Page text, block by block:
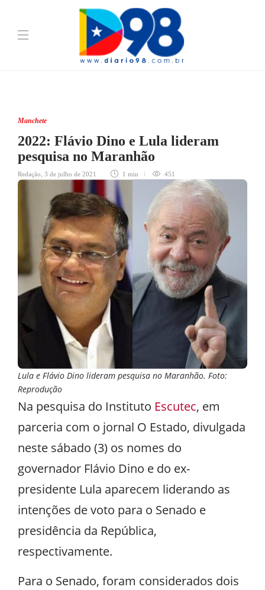
Manchete
2022: Flávio Dino e Lula lideram
pesquisa no Maranhão
Redação 3 de julho de 2021 1 min 451
Lula e Flávio Dino lideram pesquisa no Maranhão. Foto:
Reprodução
Na pesquisa do Instituto Escutec, em
parceria com o jornal O Estado, divulgada
neste sábado (3) os nomes do
governador Flávio Dino e do ex-
presidente Lula aparecem liderando as
intenções de voto para o Senado e
presidência da República,
respectivamente.
Para o Senado, foram considerados dois